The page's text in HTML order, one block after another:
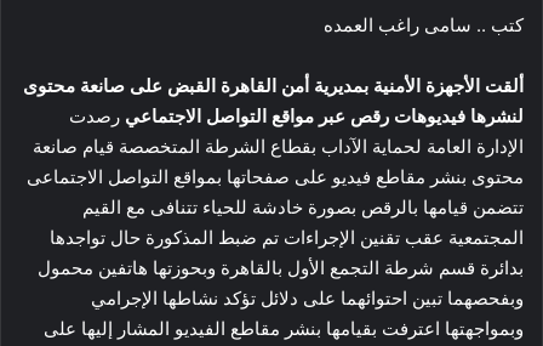
كتب .. سامى راغب العمده
ألقت الأجهزة الأمنية بمديرية أمن القاهرة القبض على صانعة محتوى
لنشرها فيديوهات رقص عبر مواقع التواصل الاجتماعي رصدت
الإدارة العامة لحماية الآداب بقطاع الشرطة المتخصصة قيام صانعة
محتوى بنشر مقاطع فيديو على صفحاتها بمواقع التواصل الاجتماعى
تتضمن قيامها بالرقص بصورة خادشة للحياء تتنافى مع القيم
المجتمعية عقب تقنين الإجراءات تم ضبط المذكورة حال تواجدها
بدائرة قسم شرطة التجمع الأول بالقاهرة وبحوزتها هاتفين محمول
وبفحصهما تبين احتوائهما على دلائل تؤكد نشاطها الإجرامي
وبمواجهتها اعترفت بقيامها بنشر مقاطع الفيديو المشار إليها على